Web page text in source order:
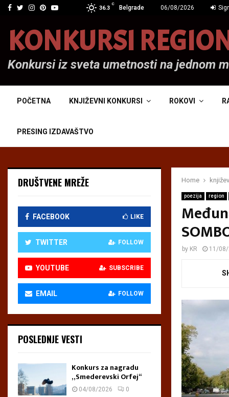
Facebook
Twitter
Instagram
Pinterest
Youtube 36.3
C
Belgrade 06/08/2026
KONKURSI
Konkursi iz sveta umetnosti na jednom
POČETNA KNJIŽEVNI KONKURSI ROKOVI
PRESING IZDAVAŠTVO
Home
poezija region
by KR 11/
DRUŠTVENE MREŽE
FACEBOOK LIKE
TWITTER FOLLOW
YOUTUBE SUBSCRIBE
EMAIL FOLLOW
POSLEDNJE VESTI
Konkurs za nagradu
„Smederevski Orfej“
04/08/2026 0